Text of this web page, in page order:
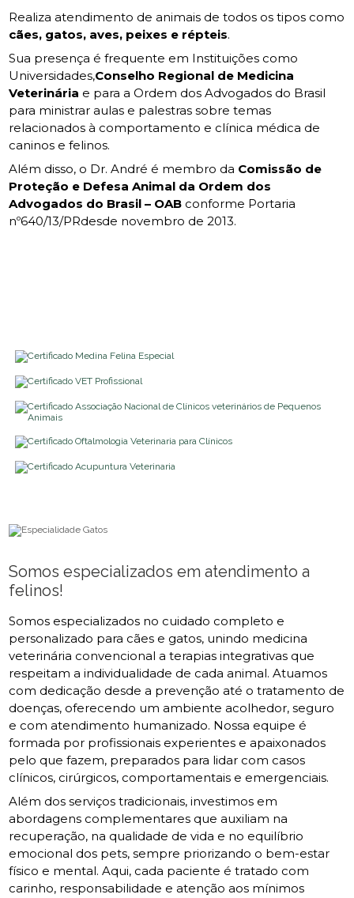
Realiza atendimento de animais de todos os tipos como
cães, gatos, aves, peixes e répteis.
Sua presença é frequente em Instituições como
Universidades,Conselho Regional de Medicina
Veterinária e para a Ordem dos Advogados do Brasil
para ministrar aulas e palestras sobre temas
relacionados à comportamento e clínica médica de
caninos e felinos.
Além disso, o Dr. André é membro da Comissão de
Proteção e Defesa Animal da Ordem dos
Advogados do Brasil – OAB conforme Portaria
nº640/13/PRdesde novembro de 2013.
Somos especializados em atendimento a
felinos!
Somos especializados no cuidado completo e
personalizado para cães e gatos, unindo medicina
veterinária convencional a terapias integrativas que
respeitam a individualidade de cada animal. Atuamos
com dedicação desde a prevenção até o tratamento de
doenças, oferecendo um ambiente acolhedor, seguro
e com atendimento humanizado. Nossa equipe é
formada por profissionais experientes e apaixonados
pelo que fazem, preparados para lidar com casos
clínicos, cirúrgicos, comportamentais e emergenciais.
Além dos serviços tradicionais, investimos em
abordagens complementares que auxiliam na
recuperação, na qualidade de vida e no equilíbrio
emocional dos pets, sempre priorizando o bem-estar
físico e mental. Aqui, cada paciente é tratado com
carinho, responsabilidade e atenção aos mínimos